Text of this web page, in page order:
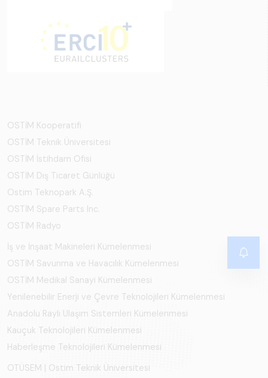
OSTİM Kooperatifi
OSTİM Teknik Üniversitesi
OSTİM İstihdam Ofisi
OSTİM Dış Ticaret Günlüğü
Ostim Teknopark A.Ş.
OSTİM Spare Parts Inc.
OSTİM Radyo
İş ve İnşaat Makineleri Kümelenmesi
OSTİM Savunma ve Havacılık Kümelenmesi
OSTİM Medikal Sanayi Kümelenmesi
Yenilenebilir Enerji ve Çevre Teknolojileri Kümelenmesi
Anadolu Raylı Ulaşım Sistemleri Kümelenmesi
Kauçuk Teknolojileri Kümelenmesi
Haberleşme Teknolojileri Kümelenmesi
OTÜSEM | Ostim Teknik Üniversitesi